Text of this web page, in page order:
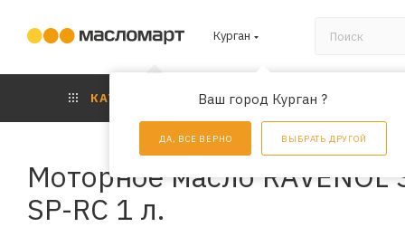
Курган
Ваш город Курган ?
ДА, ВСЕ ВЕРНО ВЫБРАТЬ ДРУГОЙ
КАТАЛОГ АКЦИИ
Моторное масло RAVENOL
SP-RC 1 л.